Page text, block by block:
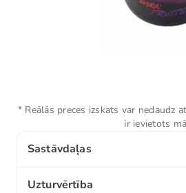
Sastāvdaļas
Cukurs, glikozes sīrups,
Uzturvērtība
* Reālās preces izskats var nedaudz
ir ievietots